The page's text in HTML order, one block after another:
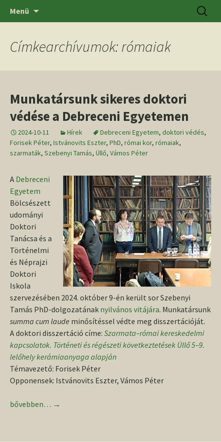
SZTE BTK Régészeti Tanszék
Menü
Címkearchívumok: rómaiak
Munkatársunk sikeres doktori
védése a Debreceni Egyetemen
2024-10-11 Hírek Debreceni Egyetem, doktori védés,
Forisek Péter, Istvánovits Eszter, PhD, római kor, rómaiak,
szarmaták, Szebenyi Tamás, Üllő, Vámos Péter
A Debreceni
Egyetem
Bölcsészett
udományi
Doktori
Tanácsa és a
Történelmi
és Néprajzi
Doktori
Iskola
szervezésében 2024. október 9-én került sor Szebenyi
Tamás PhD-dolgozatának nyilvános vitájára. Munkatársunk
summa cum laude minősítéssel védte meg disszertációját.
A doktori disszertáció címe: Szarmata–római kereskedelmi
kapcsolatok. Történeti és régészeti következtetések Üllő 5–9.
lelőhely kerámiaanyaga alapján
Témavezető: Forisek Péter
Opponensek: Istvánovits Eszter, Vámos Péter
Munkatársunk sikeres doktori védése a Debreceni Egyetemen
bővebben… →